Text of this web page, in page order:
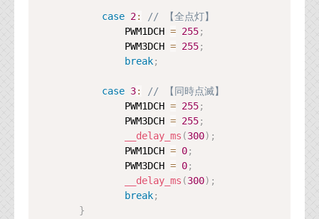
case 2:
// 【全点灯】
                PWM1DCH
= 255;
                PWM3DCH
= 255;
break;
case 3:
// 【同時点滅】
                PWM1DCH
= 255;
                PWM3DCH
= 255;
__delay_ms (300) ;
                PWM1DCH
= 0;
                PWM3DCH
= 0;
__delay_ms (300) ;
break;
}